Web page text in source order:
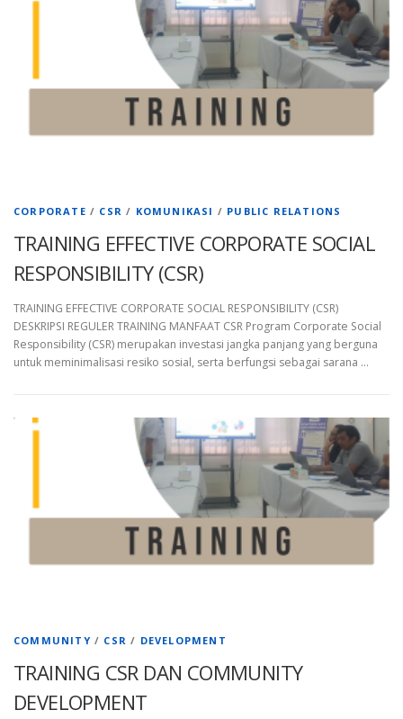
CORPORATE / CSR / KOMUNIKASI / PUBLIC RELATIONS
TRAINING EFFECTIVE CORPORATE SOCIAL
RESPONSIBILITY (CSR)
TRAINING EFFECTIVE CORPORATE SOCIAL RESPONSIBILITY (CSR)
DESKRIPSI REGULER TRAINING MANFAAT CSR Program Corporate Social
Responsibility (CSR) merupakan investasi jangka panjang yang berguna
untuk meminimalisasi resiko sosial, serta berfungsi sebagai sarana …
COMMUNITY / CSR / DEVELOPMENT
TRAINING CSR DAN COMMUNITY
DEVELOPMENT